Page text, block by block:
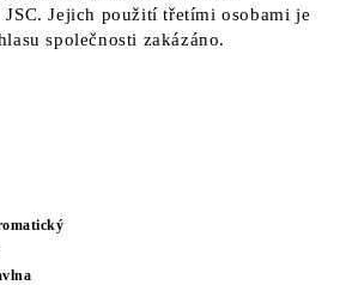
Jejich použití třetími osobami je
společnosti zakázáno.